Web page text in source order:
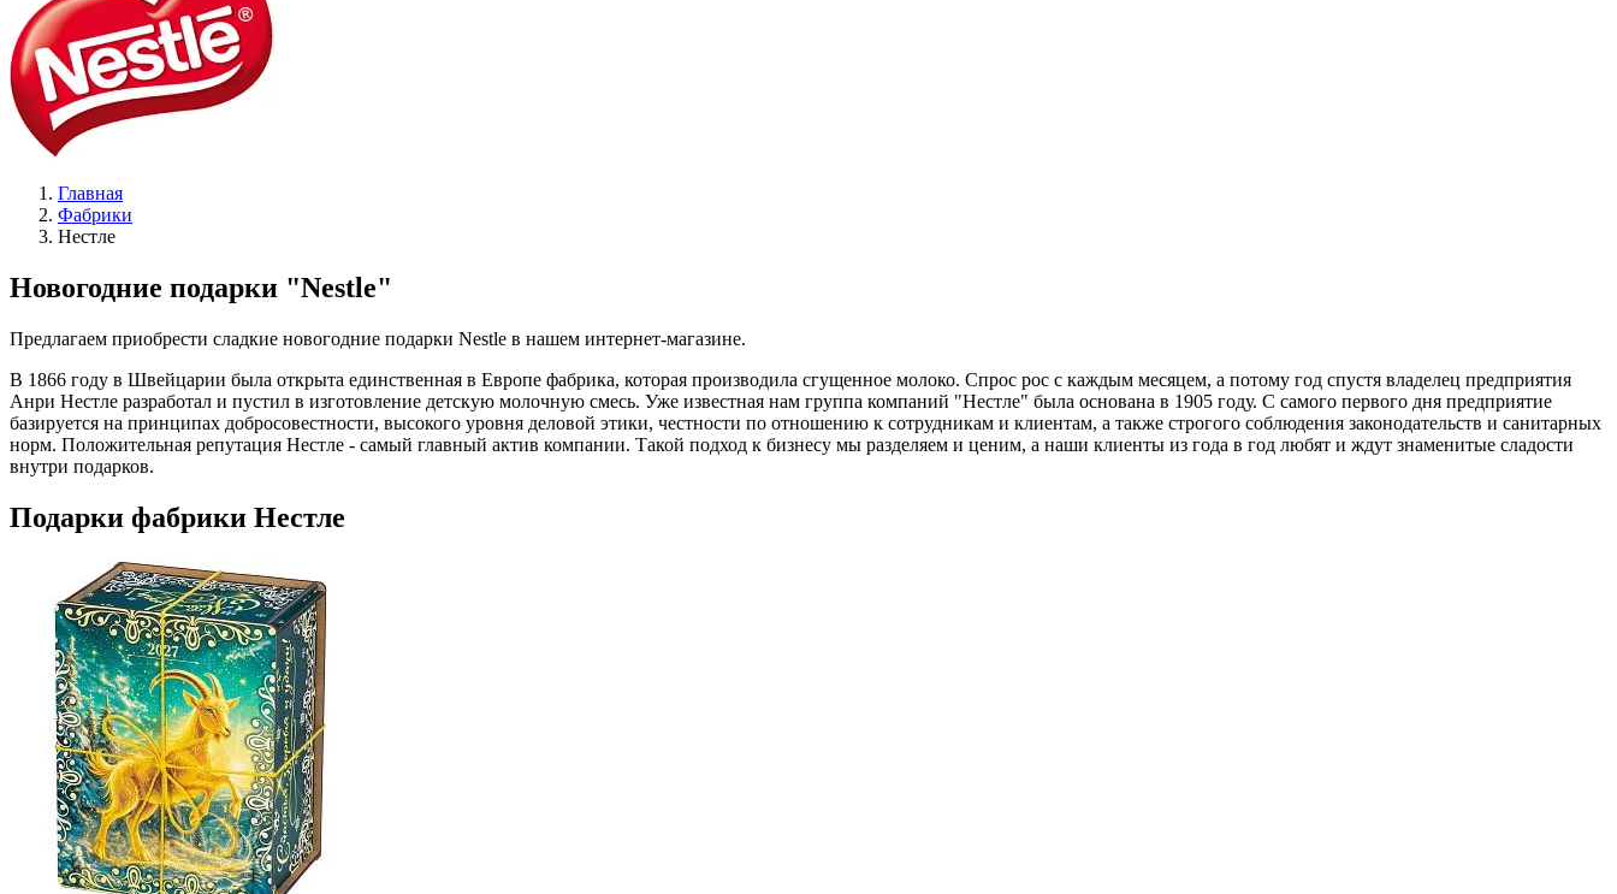
Главная
Фабрики
Нестле
Новогодние подарки "Nestle"
Предлагаем приобрести сладкие новогодние подарки Nestle в нашем интернет-магазине.
В 1866 году в Швейцарии была открыта единственная в Европе фабрика, которая производила сгущенное молоко. Спрос рос с каждым месяцем, а потому год спустя владелец предприятия
Анри Нестле разработал и пустил в изготовление детскую молочную смесь. Уже известная нам группа компаний "Нестле" была основана в 1905 году. С самого первого дня предприятие
базируется на принципах добросовестности, высокого уровня деловой этики, честности по отношению к сотрудникам и клиентам, а также строгого соблюдения законодательств и санитарных
норм. Положительная репутация Нестле - самый главный актив компании. Такой подход к бизнесу мы разделяем и ценим, а наши клиенты из года в год любят и ждут знаменитые сладости
внутри подарков.
Подарки фабрики Нестле